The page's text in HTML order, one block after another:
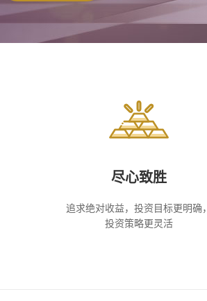
尽心致胜
追求绝对收益，投资目标更明确，
投资策略更灵活